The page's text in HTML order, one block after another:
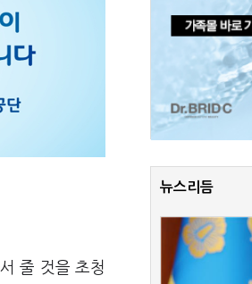
줄 것을 초청
뉴스리듬